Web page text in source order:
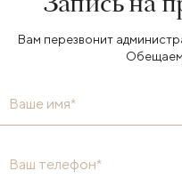
Вам перезвонит
Обещаем
Ваше имя*
Ваш телефон*